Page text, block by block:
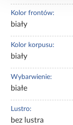
Kolor frontów:
biały
Kolor korpusu:
biały
Wybarwienie:
białe
Lustro:
bez lustra